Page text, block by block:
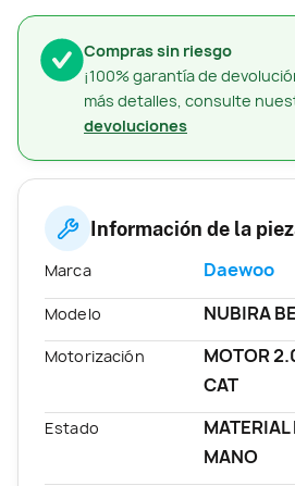
Compras sin riesgo
¡100% garantía de
más detalles, consulte
devoluciones
Información de la
Marca Daewoo
Modelo NUBIRA
Motorización
MOTOR
CAT
Estado
MANO